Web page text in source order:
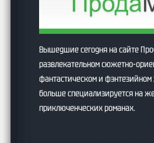
Вышедшие сегодня на сайте
развлекательном сюжетно-
фантастическом и
больше специализируется на
приключенческих романах.